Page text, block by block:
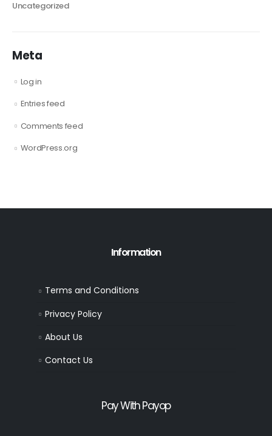
Uncategorized
Meta
Log in
Entries feed
Comments feed
WordPress.org
Information
Terms and Conditions
Privacy Policy
About Us
Contact Us
Pay With Payop